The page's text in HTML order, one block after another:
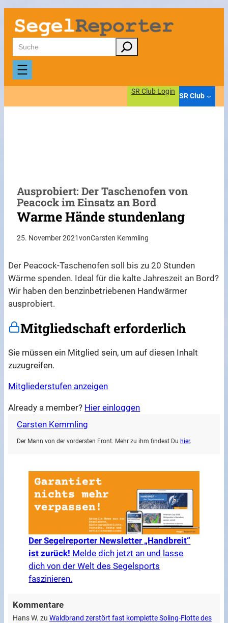
Zum
Inhalt
springen
Suchen
SR Club Login
SR Club
Ausprobiert: Der Taschenofen von
Peacock im Einsatz an Bord
Warme Hände stundenlang
25. November 2021vonCarsten Kemmling
Der Peacock-Taschenofen soll bis zu 20 Stunden
Wärme spenden. Ideal für die kalte Jahreszeit an Bord?
Wir haben den benzinbetriebenen Handwärmer
ausprobiert.
Mitgliedschaft erforderlich
Sie müssen ein Mitglied sein, um auf diesen Inhalt
zuzugreifen.
Mitgliederstufen anzeigen
Already a member? Hier einloggen
Carsten Kemmling
Der Mann von der vordersten Front. Mehr zu ihm findest Du hier.
Der Segelreporter Newsletter „Handbreit“
ist zurück! Melde dich jetzt an und lasse
dich von der Welt des Segelsports
faszinieren.
Kommentare
Hans W. zu Waldbrand zerstört fast komplette Soling-Flotte des